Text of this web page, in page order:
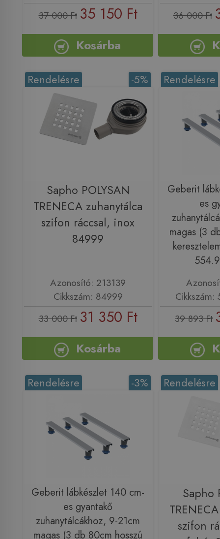
37 000 Ft 35 150 Ft
Kosárba
36 000 Ft
-5%
Rendelésre
Sapho POLYSAN
TRENECA zuhanytálca
szifon ráccsal, inox
84999
Azonosító: 213139
Cikkszám: 84999
33 000 Ft 31 350 Ft
Kosárba
Rendelésre
Geberit
es
magas (3
39 893 Ft
-3%
Rendelésre
Geberit lábkészlet 140 cm-
es gyantakő
zuhanytálcákhoz, 9-21cm
magas (3 db 80cm hosszú
Rendelésre
Sapho
szifon